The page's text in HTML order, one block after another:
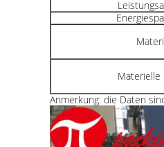
Materielle
Anmerkung: die Daten